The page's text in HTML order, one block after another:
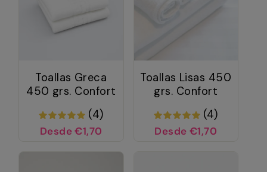
Toallas Greca
450 grs. Confort
(4)
Desde €1,70
Toallas Lisas 450
grs. Confort
(4)
Desde €1,70